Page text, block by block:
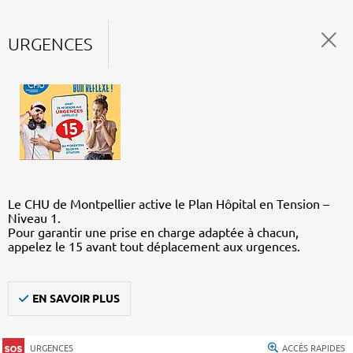
URGENCES
Le CHU de Montpellier active le Plan Hôpital en Tension –
Niveau 1.
Pour garantir une prise en charge adaptée à chacun,
appelez le 15 avant tout déplacement aux urgences.
EN SAVOIR PLUS
URGENCES ACCÈS RAPIDES